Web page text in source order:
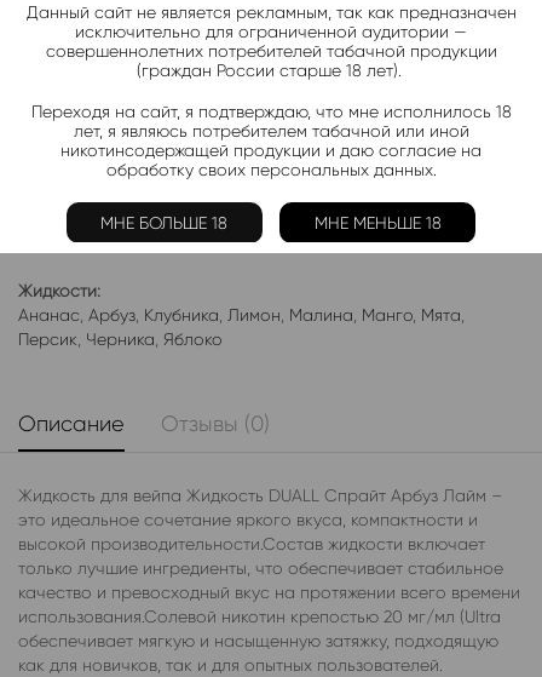
Подписаться
Категории:
Жидкость DUAL SALT LIGHT
Электронки:
Клубника ,Лимон, Манго , Мороженое,Мята ,Персик
Фруктовые,Яблоко,Ягодные
Жидкости:
Ананас Арбуз Клубника Лимон Малина Манго Мята
Персик Черника Яблоко
Описание Отзывы (0)
Жидкость для вейпа Жидкость DUALL Спрайт Арбуз Лайм –
это идеальное сочетание яркого вкуса, компактности и
высокой производительности.Состав жидкости включает
только лучшие ингредиенты, что обеспечивает стабильное
качество и превосходный вкус на протяжении всего времени
использования.Солевой никотин крепостью 20 мг/мл (Ultra
обеспечивает мягкую и насыщенную затяжку, подходящую
как для новичков, так и для опытных пользователей.
Данный сайт не является рекламным, так как предназначен
исключительно для ограниченной аудитории —
совершеннолетних потребителей табачной продукции
(граждан России старше 18 лет).
Переходя на сайт, я подтверждаю, что мне исполнилось 18
лет, я являюсь потребителем табачной или иной
никотинсодержащей продукции и даю согласие на
обработку своих персональных данных.
МНЕ БОЛЬШЕ 18 МНЕ МЕНЬШЕ 18